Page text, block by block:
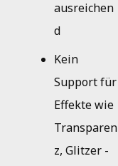
ausreichen
d
Kein
Support für
Effekte wie
Transparen
z, Glitzer -